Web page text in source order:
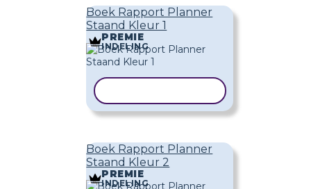
Boek Rapport Planner
Staand Kleur 1
PREMIE
INDELING
Boek Rapport Planner
Staand Kleur 2
PREMIE
INDELING